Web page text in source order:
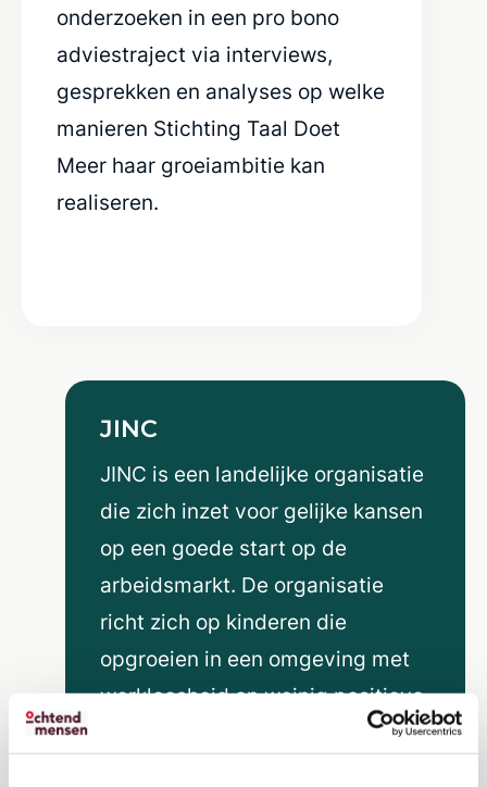
onderzoeken in een pro bono
adviestraject via interviews,
gesprekken en analyses op welke
manieren Stichting Taal Doet
Meer haar groeiambitie kan
realiseren.
JINC
JINC is een landelijke organisatie
die zich inzet voor gelijke kansen
op een goede start op de
arbeidsmarkt. De organisatie
richt zich op kinderen die
opgroeien in een omgeving met
werkloosheid en weinig positieve
rolmodellen. Als carrière coaches